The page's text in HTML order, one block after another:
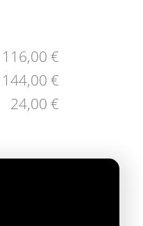
116,00 €
144,00 €
24,00 €